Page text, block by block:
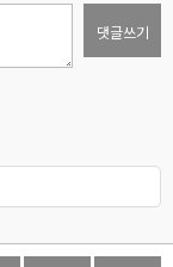
댓글쓰기